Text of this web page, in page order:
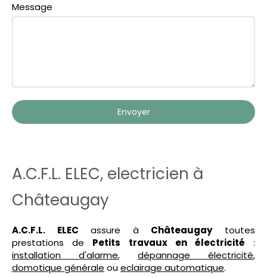
Message
Envoyer
A.C.F.L. ELEC, electricien à
Châteaugay
A.C.F.L. ELEC assure à Châteaugaytoutes
prestations de Petits travaux en électricité :
installation d'alarme, dépannage électricité,
domotique générale oueclairage automatique.